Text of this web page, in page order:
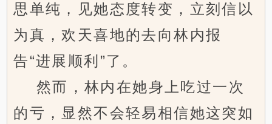
思单纯，见她态度转变，立刻信以
为真，欢天喜地的去向林内报
告“进展顺利”了。
然而，林内在她身上吃过一次
的亏，显然不会轻易相信她这突如